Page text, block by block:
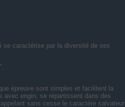
se caractérise par la diversité de ses
épreuve sont simples et facilitent la
avec engin, se répartissent dans des
sans cesse le caractère salvateur